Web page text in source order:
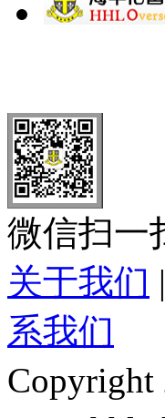
微信扫一
关于我们 |
系我们